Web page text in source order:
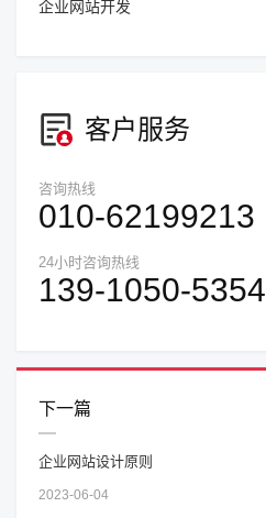
企业网站开发
客户服务
咨询热线
010-62199213
24小时咨询热线
139-1050-5354
下一篇
企业网站设计原则
2023-06-04